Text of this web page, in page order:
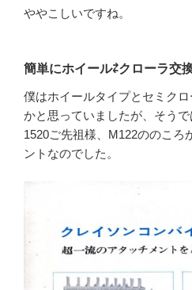
ややこしいですね。
簡単にホイール⇄クローラ交
僕はホイールタイプとセミク
かと思っていましたが、そうで
1520ご先祖様、M122ののころ
ントなのでした。